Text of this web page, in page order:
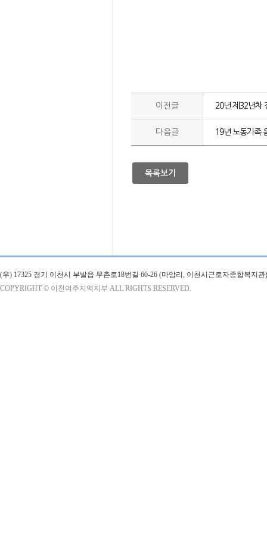
이전글 20년 제32년차
다음글 19년 노동가족
목록보기
(우) 17325 경기 이천시 부발읍 무촌로18번길 60-26 (마암리, 이천시근로자종합복지관
COPYRIGHT © 이천여주지역지부 ALL RIGHTS RESERVED.